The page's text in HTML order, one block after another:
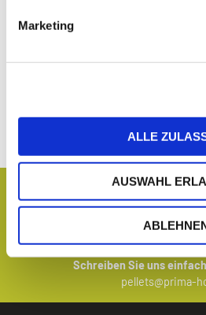
Marketing
ALLE
AUSWAHL
Neue
Haben Sie Fragen zu uns oder
Schreiben Sie uns
pellets@prima-